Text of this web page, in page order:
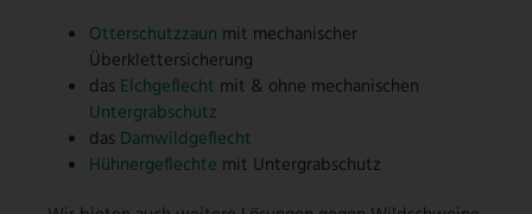
Otterschutzzaun mit mechanischer
Überklettersicherung
das Elchgeflecht mit & ohne mechanischen
Untergrabschutz
das Damwildgeflecht
Hühnergeflechte mit Untergrabschutz